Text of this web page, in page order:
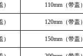
110mm（带盖）
120mm（带盖）
150mm（带盖）